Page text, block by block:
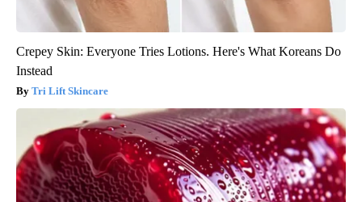
Crepey Skin: Everyone Tries Lotions. Here's What Koreans Do
Instead
Tri Lift Skincare